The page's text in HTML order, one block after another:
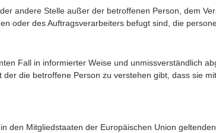
andere Stelle außer der betroffenen Person, dem
oder des Auftragsverarbeiters befugt sind, die
Fall in informierter Weise und unmissverständlich
die betroffene Person zu verstehen gibt, dass sie
den Mitgliedstaaten der Europäischen Union